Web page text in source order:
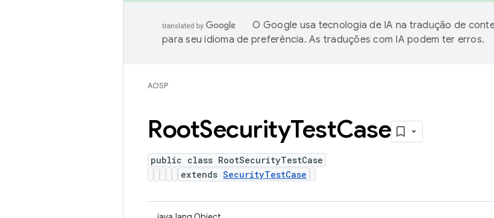
O Google usa tecnologia de IA na tradução de
para seu idioma de preferência. As traduções com IA podem ter erros.
AOSP
RootSecurityTestCase
public class RootSecurityTestCase
extends SecurityTestCase